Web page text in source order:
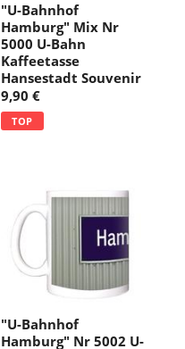
"U-Bahnhof
Hamburg" Mix Nr
5000 U-Bahn
Kaffeetasse
Hansestadt Souvenir
9,90 €
TOP
"U-Bahnhof
Hamburg" Nr 5002 U-